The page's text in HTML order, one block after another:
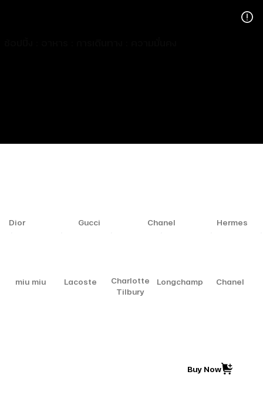
Dior Gucci Chanel Hermes
miu miu Lacoste
Charlotte
Tilbury
Longchamp Chanel
Buy Now